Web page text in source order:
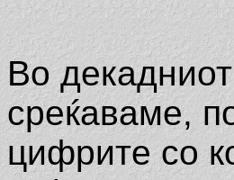
Во
среќаваме,
цифрите со